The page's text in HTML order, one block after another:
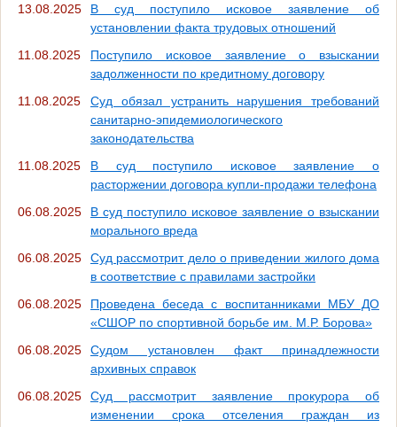
13.08.2025
В суд поступило исковое заявление об
установлении факта трудовых отношений
11.08.2025
Поступило исковое заявление о взыскании
задолженности по кредитному договору
11.08.2025
Суд обязал устранить нарушения требований
санитарно-эпидемиологического
законодательства
11.08.2025
В суд поступило исковое заявление о
расторжении договора купли-продажи телефона
06.08.2025
В суд поступило исковое заявление о взыскании
морального вреда
06.08.2025
Суд рассмотрит дело о приведении жилого дома
в соответствие с правилами застройки
06.08.2025
Проведена беседа с воспитанниками МБУ ДО
«СШОР по спортивной борьбе им. М.Р. Борова»
06.08.2025
Судом установлен факт принадлежности
архивных справок
06.08.2025
Суд рассмотрит заявление прокурора об
изменении срока отселения граждан из